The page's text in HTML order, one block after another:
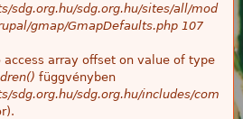
sdg.org.hu/sdg.org.hu/sites/all/mod
gmap/GmapDefaults.php 107
access array offset on value of type
függvényben
sdg.org.hu/sdg.org.hu/includes/com